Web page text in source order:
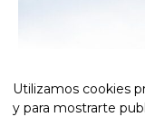
Utilizamos cookies
y para mostrarte